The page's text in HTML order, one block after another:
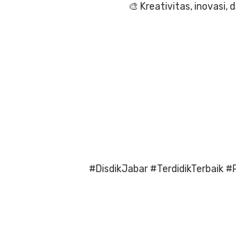
🎨 Kreativitas, inovasi,
#DisdikJabar #TerdidikTerbaik